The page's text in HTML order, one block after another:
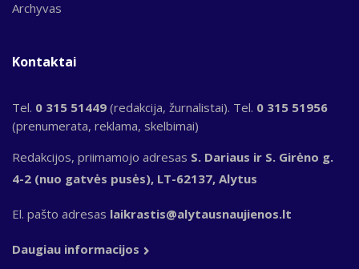
Archyvas
Kontaktai
Tel. 0 315 51449 (redakcija, žurnalistai). Tel. 0 315 51956
(prenumerata, reklama, skelbimai)
Redakcijos, priimamojo adresas S. Dariaus ir S. Girėno g.
4-2 (nuo gatvės pusės), LT-62137, Alytus
El. pašto adresas laikrastis@alytausnaujienos.lt
Daugiau informacijos